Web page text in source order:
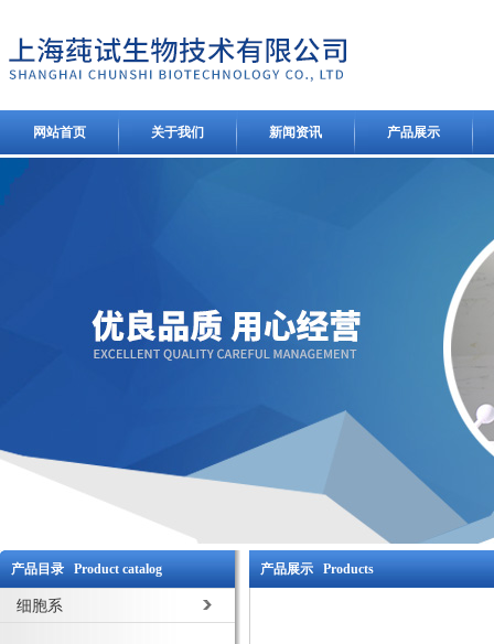
网站首页 关于我们 新闻资讯 产品展示
产品目录 Product catalog
细胞系
产品展示 Products